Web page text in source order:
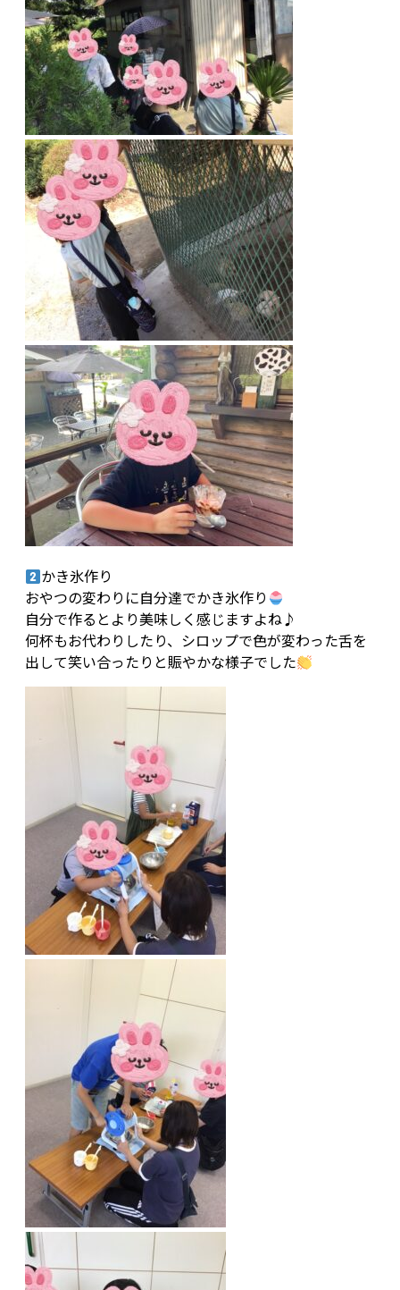
かき氷作り
おやつの変わりに自分達でかき氷作り
自分で作るとより美味しく感じますよね♪
何杯もお代わりしたり、シロップで色が変わった舌を
出して笑い合ったりと賑やかな様子でした